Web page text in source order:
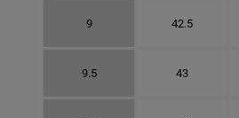
9 42.5
9.5 43